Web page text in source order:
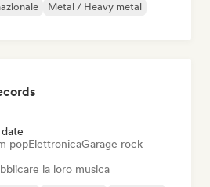
Metal / Heavy metal
popElettronicaGarage rock
la loro musica